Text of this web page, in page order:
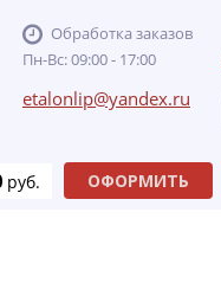
Обработка заказов
Пн-Вс: 09:00 - 17:00
etalonlip@yandex.ru
руб. ОФОРМИТЬ